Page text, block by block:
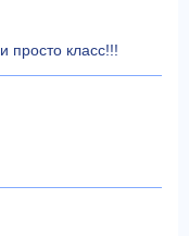
просто класс!!!